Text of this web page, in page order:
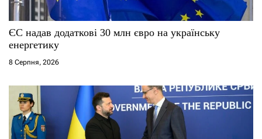
ЄС надав додаткові 30 млн євро на українську
енергетику
8 Серпня, 2026